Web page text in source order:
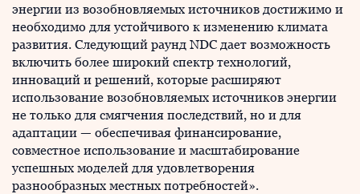
энергии из возобновляемых источников достижимо и
необходимо для устойчивого к изменению климата
развития. Следующий раунд NDC дает возможность
включить более широкий спектр технологий,
инноваций и решений, которые расширяют
использование возобновляемых источников энергии
не только для смягчения последствий, но и для
адаптации — обеспечивая финансирование,
совместное использование и масштабирование
успешных моделей для удовлетворения
разнообразных местных потребностей».